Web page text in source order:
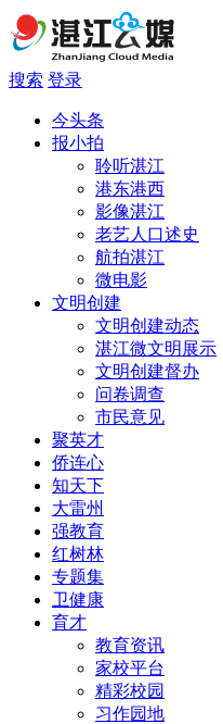
搜索 登录
今头条
报小拍
聆听湛江
港东港西
影像湛江
老艺人口述史
航拍湛江
微电影
文明创建
文明创建动态
湛江微文明展示
文明创建督办
问卷调查
市民意见
聚英才
侨连心
知天下
大雷州
强教育
红树林
专题集
卫健康
育才
教育资讯
家校平台
精彩校园
习作园地